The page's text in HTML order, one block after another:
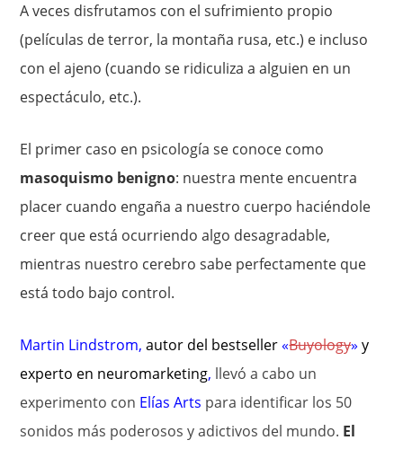
A veces disfrutamos con el sufrimiento propio
(películas de terror, la montaña rusa, etc.) e incluso
con el ajeno (cuando se ridiculiza a alguien en un
espectáculo, etc.).
El primer caso en psicología se conoce como
masoquismo benigno: nuestra mente encuentra
placer cuando engaña a nuestro cuerpo haciéndole
creer que está ocurriendo algo desagradable,
mientras nuestro cerebro sabe perfectamente que
está todo bajo control.
Martin Lindstrom,autor del bestseller«Buyology»y
experto en neuromarketing, llevó a cabo un
experimento con Elías Arts para identificar los 50
sonidos más poderosos y adictivos del mundo. El